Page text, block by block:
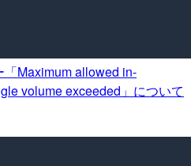
Maximum allowed in-
volume exceeded」について